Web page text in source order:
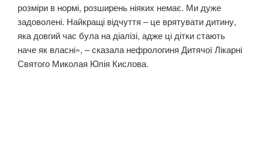
розміри в нормі, розширень ніяких немає. Ми дуже
задоволені. Найкращі відчуття – це врятувати дитину,
яка довгий час була на діалізі, адже ці дітки стають
наче як власні», – сказала нефрологиня Дитячої Лікарні
Святого Миколая Юлія Кислова.